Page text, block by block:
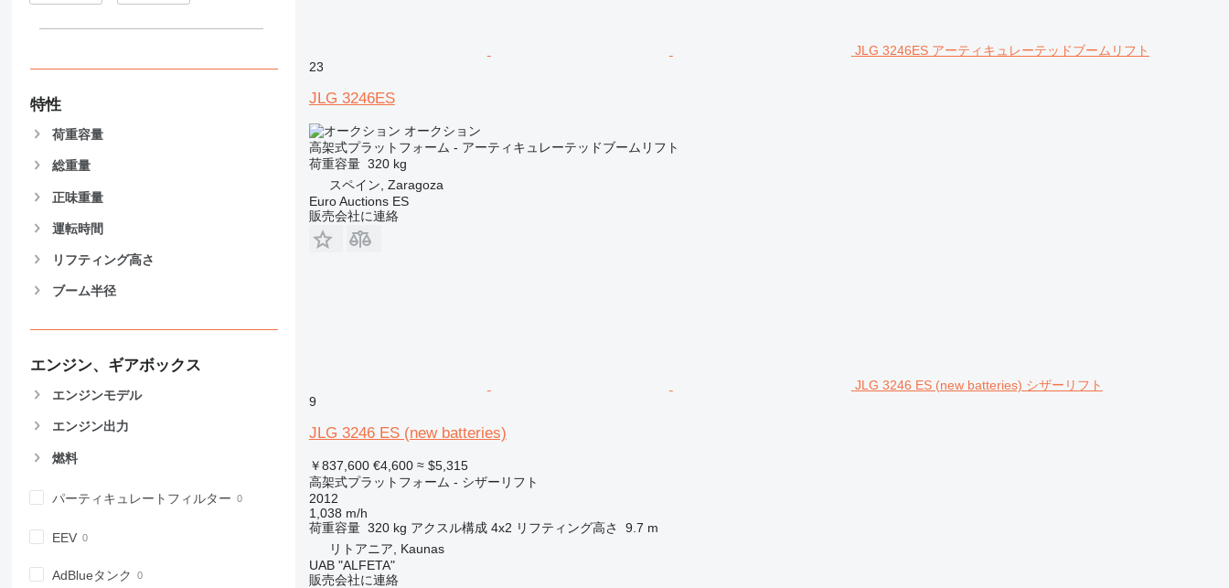
特性
荷重容量
総重量
正味重量
運転時間
リフティング高さ
ブーム半径
エンジン、ギアボックス
エンジンモデル
エンジン出力
燃料
パーティキュレートフィルター
EEV
AdBlueタンク
JLG 3246ES アーティキュレーテッドブームリフト
23
JLG 3246ES
オークション
高架式プラットフォーム - アーティキュレーテッドブームリフト
荷重容量 320 kg
スペイン, Zaragoza
Euro Auctions ES
販売会社に連絡
JLG 3246 ES (new batteries) シザーリフト
9
JLG 3246 ES (new batteries)
￥837,600 €4,600 ≈ $5,315
高架式プラットフォーム - シザーリフト
2012
1,038 m/h
荷重容量 320 kg アクスル構成 4x2 リフティング高さ
9.7 m
リトアニア, Kaunas
UAB "ALFETA"
販売会社に連絡